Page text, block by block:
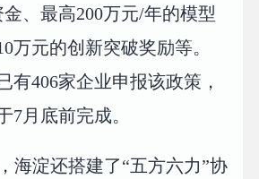
、最高200万元/年的模型
万元的创新突破奖励等。
有406家企业申报该政策，
7月底前完成。
海淀还搭建了“五方六力”协